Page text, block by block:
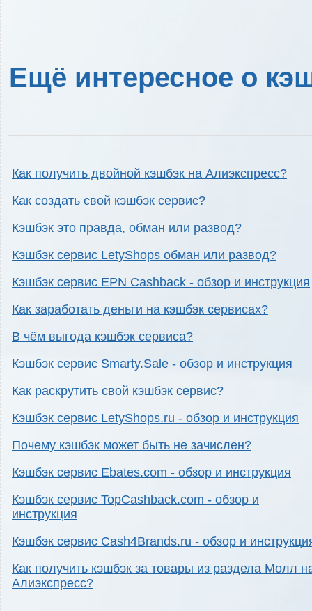
Ещё интересное о
Как получить двойной кэшбэк на Алиэкспресс?
Как создать свой кэшбэк сервис?
Кэшбэк это правда, обман или развод?
Кэшбэк сервис LetyShops обман или развод?
Кэшбэк сервис EPN Cashback - обзор и инструкция
Как заработать деньги на кэшбэк сервисах?
В чём выгода кэшбэк сервиса?
Кэшбэк сервис Smarty.Sale - обзор и инструкция
Как раскрутить свой кэшбэк сервис?
Кэшбэк сервис LetyShops.ru - обзор и инструкция
Почему кэшбэк может быть не зачислен?
Кэшбэк сервис Ebates.com - обзор и инструкция
Кэшбэк сервис TopCashback.com - обзор и
инструкция
Кэшбэк сервис Cash4Brands.ru - обзор и
Как получить кэшбэк за товары из раздела Молл
Алиэкспресс?